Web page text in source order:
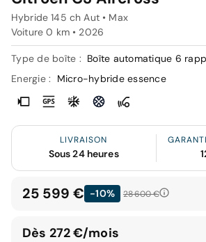
Hybride 145 ch Aut • Max
Voiture 0 km • 2026
Type de boîte : Boîte automatique 6
Energie :
Micro-hybride essence
LIVRAISON
Sous 24 heures
25 599 € -10% 28 600 €
Dès 272 €/mois